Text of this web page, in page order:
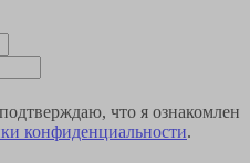
что я ознакомлен
конфиденциальности.